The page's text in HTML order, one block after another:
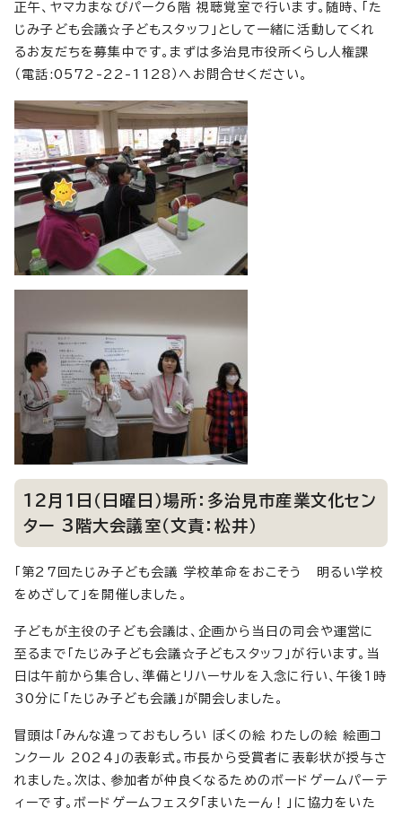
正午、ヤマカまなびパーク6階 視聴覚室で行います。随時、「た
じみ子ども会議☆子どもスタッフ」として一緒に活動してくれ
るお友だちを募集中です。まずは多治見市役所くらし人権課
（電話:0572-22-1128）へお問合せください。
12月1日（日曜日）場所：多治見市産業文化セン
ター 3階大会議室（文責：松井）
「第27回たじみ子ども会議 学校革命をおこそう 明るい学校
をめざして」を開催しました。
子どもが主役の子ども会議は、企画から当日の司会や運営に
至るまで「たじみ子ども会議☆子どもスタッフ」が行います。当
日は午前から集合し、準備とリハーサルを入念に行い、午後1時
30分に「たじみ子ども会議」が開会しました。
冒頭は「みんな違っておもしろい ぼくの絵 わたしの絵 絵画コ
ンクール 2024」の表彰式。市長から受賞者に表彰状が授与さ
れました。次は、参加者が仲良くなるためのボードゲームパーテ
ィーです。ボードゲームフェスタ「まいたーん！」に協力をいた